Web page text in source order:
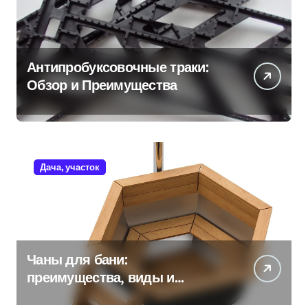
Антипробуксовочные траки:
Обзор и Преимущества
Дача, участок
Чаны для бани:
преимущества, виды и
особенности использования